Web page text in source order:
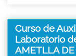
Curso de
Laboratorio
AMETLLA DE